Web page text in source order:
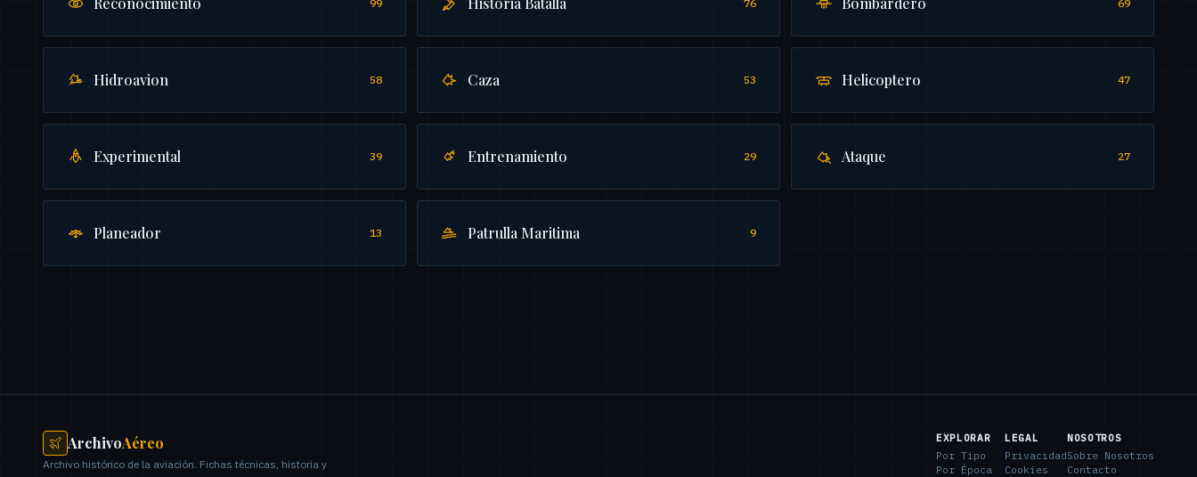
99 76 69
Hidroavion 58 Caza 53 Helicoptero 47
Experimental 39 Entrenamiento 29 Ataque 27
Planeador 13 Patrulla Maritima 9
ArchivoAéreo
Archivo histórico de la aviación. Fichas técnicas, historia y
EXPLORAR
Por Tipo
Por Época
LEGAL
Privacidad
Cookies
NOSOTROS
Sobre Nosotros
Contacto